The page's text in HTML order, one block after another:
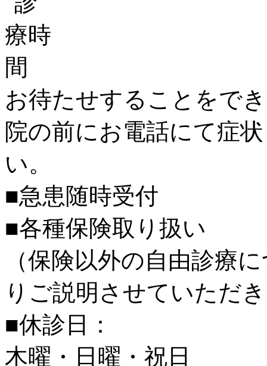
お待たせすることをで
院の前にお電話にて症
い。
■急患随時受付
■各種保険取り扱い
（保険以外の自由診療
りご説明させていただ
■休診日：
木曜・日曜・祝日